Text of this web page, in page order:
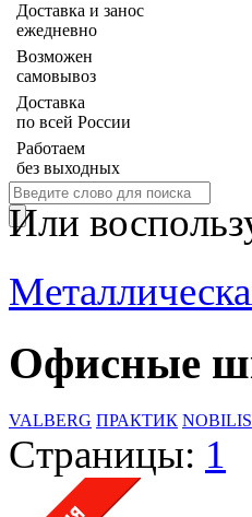
Доставка и занос
ежедневно
Возможен
самовывоз
Доставка
по всей России
Работаем
без выходных
Или
Офисные
VALBERG ПРАКТИК NOBILIS
Страницы: 1